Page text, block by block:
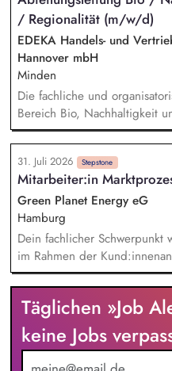
Unterschriften für Petitionen.
/ Regionalität (m/w/d)
EDEKA Handels- und
Hannover mbH
Minden
Die fachliche und
Bereich Bio, Nachhaltigkeit
Aufgabenbereich. Neue
gestalten Veränderungen
strategische
Denken voran. Sortiments-
entwickeln Sie weiter und
zukunftsfähiges Angebot und
relevante Qualitäts-,
analysieren Markt-, Kunden-
leiten daraus konkrete
nachhaltige, regionale und
identifizieren Sie und
31. Juli 2026 Stepstone
Mitarbeiter:in
Green Planet Energy eG
Hamburg
Dein fachlicher Schwerpunkt
im Rahmen der
du für die
Aufgaben zuständig. Im
Kund:innen und
offene Fragen und findest
Second-Level-Support für
Geschäftskundenvertrieb.
Täglichen »Job
keine Jobs